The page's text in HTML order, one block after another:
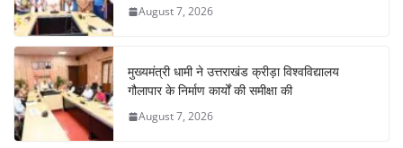
August 7, 2026
मुख्यमंत्री धामी ने उत्तराखंड क्रीड़ा विश्वविद्यालय
गौलापार के निर्माण कार्यों की समीक्षा की
August 7, 2026